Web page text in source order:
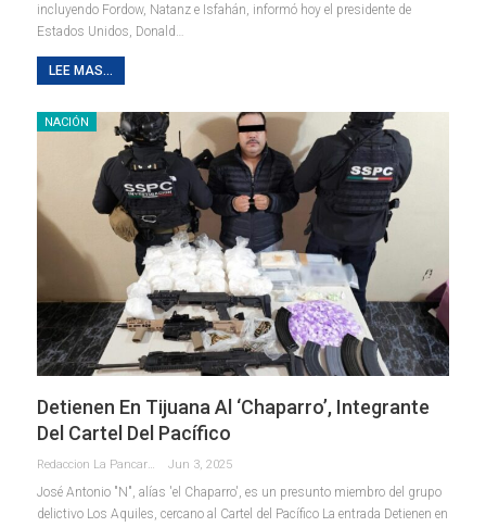
incluyendo Fordow, Natanz e Isfahán, informó hoy el presidente de
Estados Unidos, Donald…
LEE MAS...
NACIÓN
Detienen En Tijuana Al ‘Chaparro’, Integrante
Del Cartel Del Pacífico
Redaccion La Pancarta De Quintana Roo Jun 3, 2025
José Antonio "N", alías 'el Chaparro', es un presunto miembro del grupo
delictivo Los Aquiles, cercano al Cartel del Pacífico La entrada Detienen en